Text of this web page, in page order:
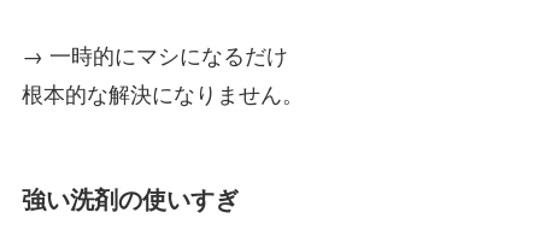
→ 一時的にマシになるだけ
根本的な解決になりません。
強い洗剤の使いすぎ